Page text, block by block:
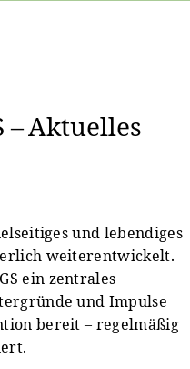
– Aktuelles
und lebendiges
weiterentwickelt.
ein zentrales
und Impulse
bereit – regelmäßig